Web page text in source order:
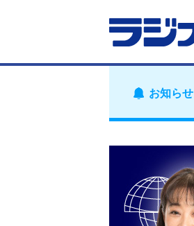
お知らせ